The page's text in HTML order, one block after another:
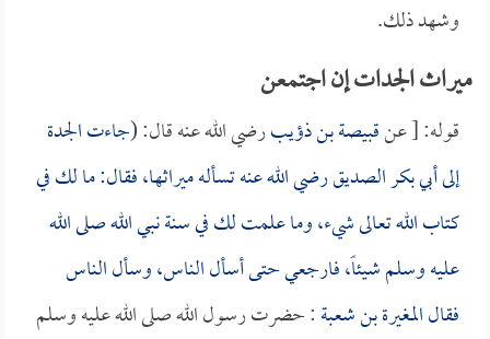
وشهد ذلك.
ميراث الجدات إن اجتمعن
قوله: [ عنقبيصة بن ذؤيبرضي الله عنه قال: (جاءت الجدة
إلىأبي بكر الصديقرضي الله عنه تسأله ميراثها، فقال: ما لك في
كتاب الله تعالى شيء، وما علمت لك في سنة نبي الله صلى الله
عليه وسلم شيئاً، فارجعي حتى أسأل الناس، وسأل الناس
فقالالمغيرة بن شعبة: حضرت رسول الله صلى الله عليه وسلم